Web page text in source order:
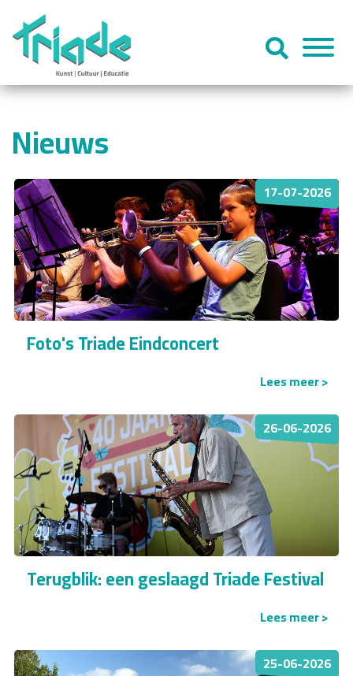
Nieuws
17-07-2026
Foto's Triade Eindconcert
Lees meer >
26-06-2026
Terugblik: een geslaagd Triade Festival
Lees meer >
25-06-2026